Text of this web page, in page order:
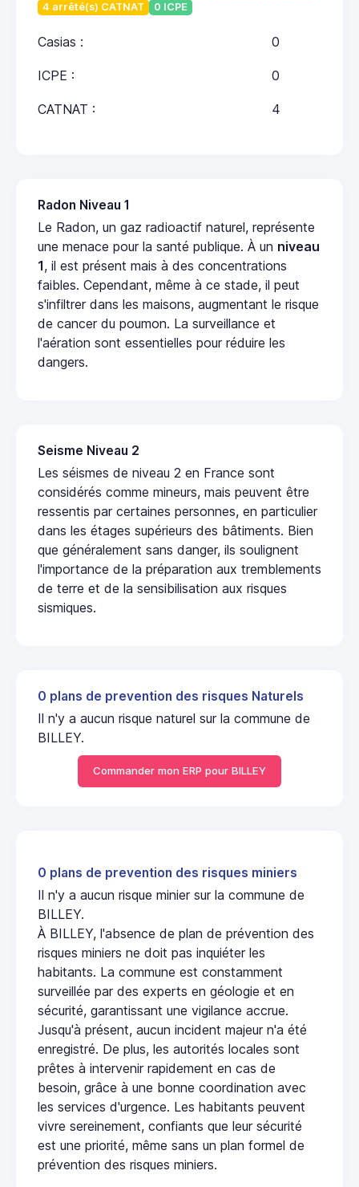
4 arrêté(s) CATNAT
0 ICPE
Casias : 0
ICPE : 0
CATNAT : 4
Radon Niveau 1
Le Radon, un gaz radioactif naturel, représente
une menace pour la santé publique. À un niveau
1, il est présent mais à des concentrations
faibles. Cependant, même à ce stade, il peut
s'infiltrer dans les maisons, augmentant le risque
de cancer du poumon. La surveillance et
l'aération sont essentielles pour réduire les
dangers.
Seisme Niveau 2
Les séismes de niveau 2 en France sont
considérés comme mineurs, mais peuvent être
ressentis par certaines personnes, en particulier
dans les étages supérieurs des bâtiments. Bien
que généralement sans danger, ils soulignent
l'importance de la préparation aux tremblements
de terre et de la sensibilisation aux risques
sismiques.
0 plans de prevention des risques Naturels
Il n'y a aucun risque naturel sur la commune de
BILLEY.
Commander mon ERP pour BILLEY
0 plans de prevention des risques miniers
Il n'y a aucun risque minier sur la commune de
BILLEY.
À BILLEY, l'absence de plan de prévention des
risques miniers ne doit pas inquiéter les
habitants. La commune est constamment
surveillée par des experts en géologie et en
sécurité, garantissant une vigilance accrue.
Jusqu'à présent, aucun incident majeur n'a été
enregistré. De plus, les autorités locales sont
prêtes à intervenir rapidement en cas de
besoin, grâce à une bonne coordination avec
les services d'urgence. Les habitants peuvent
vivre sereinement, confiants que leur sécurité
est une priorité, même sans un plan formel de
prévention des risques miniers.